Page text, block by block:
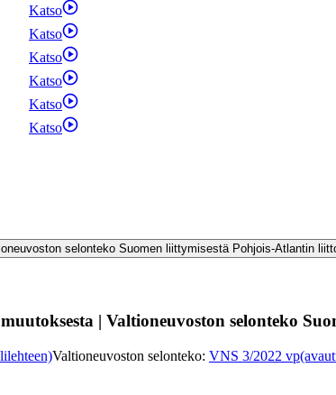
Katso
Katso
Katso
Katso
Katso
Katso
turvallisuusympäristön muutoksesta | Valtioneuvoston selonteko Suomen liittymisestä Pohjois-Atlantin
| Valtioneuvoston selonteko
Valtioneuvoston selonteko: VNS 3/2022 vp